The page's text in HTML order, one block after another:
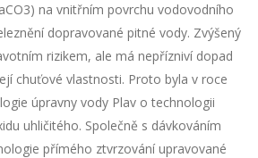
na vnitřním povrchu vodovodního
dopravované pitné vody. Zvýšený
rizikem, ale má nepřízniví dopad
chuťové vlastnosti. Proto byla v roce
úpravny vody Plav o technologii
uhličitého. Společně s dávkováním
přímého ztvrzování upravované